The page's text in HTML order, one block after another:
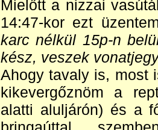
Mielőtt a nizzai
14:47-kor ezt
karc nélkül 15p-n
kész, veszek
Ahogy tavaly is, most
kikevergőznöm a
alatti aluljárón) és a